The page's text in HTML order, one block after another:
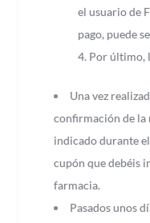
el usuario de
pago, puede
Por último,
Una vez
confirmación de
indicado durante
cupón que debéis
farmacia.
Pasados unos